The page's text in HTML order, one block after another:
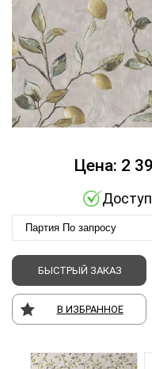
Цена: 2
Партия По запросу
БЫСТРЫЙ ЗАКАЗ
В ИЗБРАННОЕ